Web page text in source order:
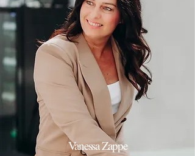
Vanessa Zappe